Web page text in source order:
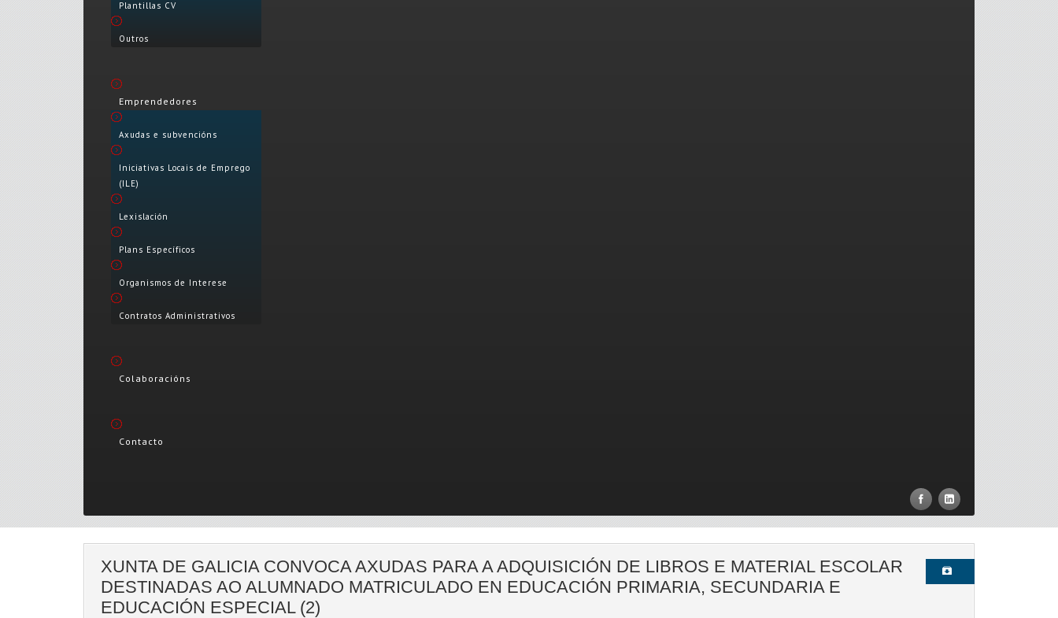
Plantillas CV
Outros
Emprendedores
Axudas e subvencións
Iniciativas Locais de Emprego
(ILE)
Lexislación
Plans Específicos
Organismos de Interese
Contratos Administrativos
Colaboracións
Contacto
XUNTA DE GALICIA CONVOCA AXUDAS PARA A ADQUISICIÓN DE LIBROS E MATERIAL ESCOLAR
DESTINADAS AO ALUMNADO MATRICULADO EN EDUCACIÓN PRIMARIA, SECUNDARIA E
EDUCACIÓN ESPECIAL (2)